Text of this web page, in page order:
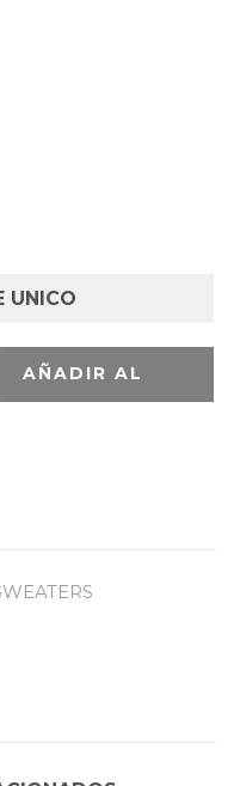
UNICO
AÑADIR AL